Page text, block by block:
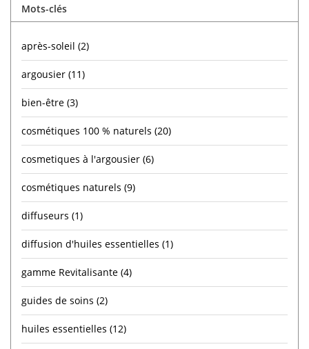
Mots-clés
après-soleil (2)
argousier (11)
bien-être (3)
cosmétiques 100 % naturels (20)
cosmetiques à l'argousier (6)
cosmétiques naturels (9)
diffuseurs (1)
diffusion d'huiles essentielles (1)
gamme Revitalisante (4)
guides de soins (2)
huiles essentielles (12)